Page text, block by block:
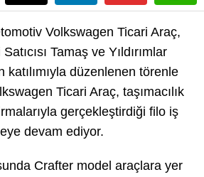
Volkswagen Ticari Araç,
Tamaş ve Yıldırımlar
katılımıyla düzenlenen törenle
Ticari Araç, taşımacılık
gerçekleştirdiği filo iş
devam ediyor.
Crafter model araçlara yer